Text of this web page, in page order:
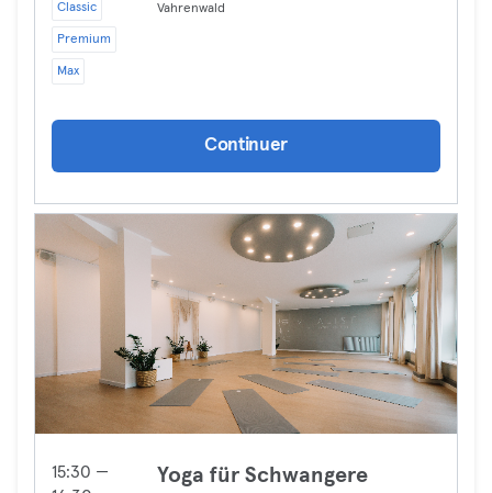
Classic
Premium
Max
Vahrenwald
Continuer
15:30 —
Yoga für Schwangere